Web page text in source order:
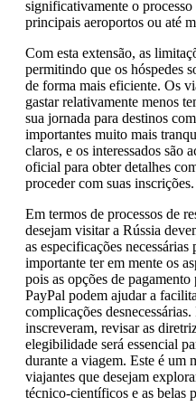
significativamente o
principais aeroportos ou até
Com esta extensão, as
permitindo que os hóspedes
de forma mais eficiente. Os
gastar relativamente menos
sua jornada para destinos
importantes muito mais
claros, e os interessados ​​são
oficial para obter detalhes
proceder com suas inscrições.
Em termos de processos de
desejam visitar a Rússia
as especificações
importante ter em mente os
pois as opções de
PayPal podem ajudar a
complicações
inscreveram, revisar as
elegibilidade será essencial
durante a viagem. Este é um
viajantes que desejam
técnico-científicos e as belas